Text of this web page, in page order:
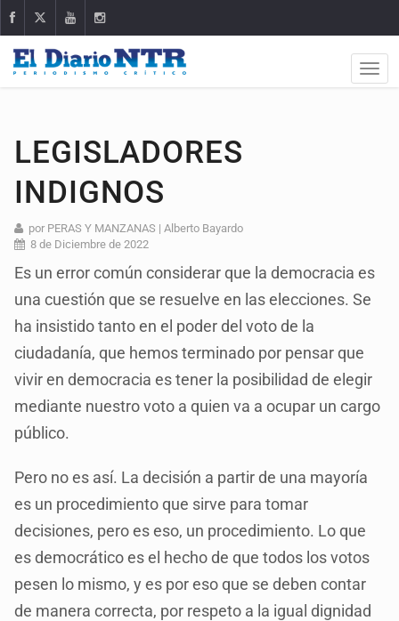
LEGISLADORES
INDIGNOS
por PERAS Y MANZANAS | Alberto Bayardo
8 de Diciembre de 2022
Es un error común considerar que la democracia es
una cuestión que se resuelve en las elecciones. Se
ha insistido tanto en el poder del voto de la
ciudadanía, que hemos terminado por pensar que
vivir en democracia es tener la posibilidad de elegir
mediante nuestro voto a quien va a ocupar un cargo
público.
Pero no es así. La decisión a partir de una mayoría
es un procedimiento que sirve para tomar
decisiones, pero es eso, un procedimiento. Lo que
es democrático es el hecho de que todos los votos
pesen lo mismo, y es por eso que se deben contar
de manera correcta, por respeto a la igual dignidad